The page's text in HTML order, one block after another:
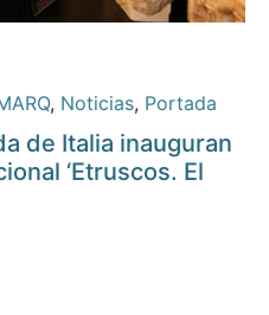
, Noticias, Portada
de Italia inauguran
‘Etruscos. El